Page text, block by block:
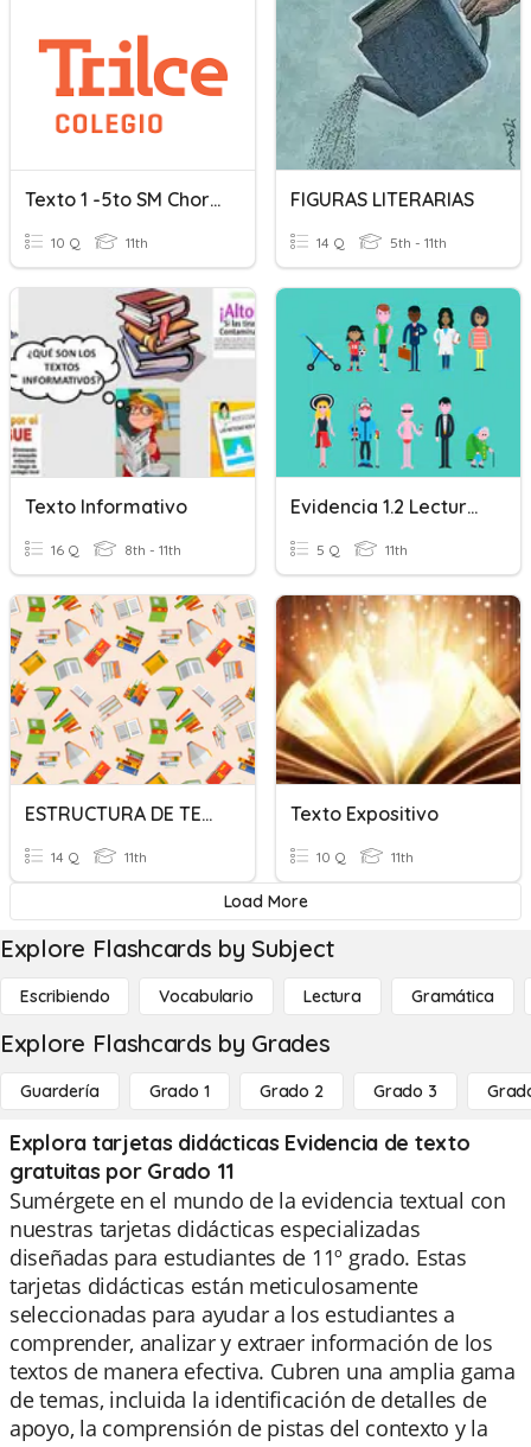
Texto 1 -5to SM Chorrillos
10 Q 11th
FIGURAS LITERARIAS
14 Q 5th - 11th
Texto Informativo
16 Q 8th - 11th
Evidencia 1.2 Lectura Crítica
5 Q 11th
ESTRUCTURA DE TEXTOS
14 Q 11th
Texto Expositivo
10 Q 11th
Load More
Explore Flashcards by Subject
Escribiendo Vocabulario Lectura Gramática
Explore Flashcards by Grades
Guardería Grado 1 Grado 2 Grado 3
Explora tarjetas didácticas Evidencia de texto
gratuitas por Grado 11
Sumérgete en el mundo de la evidencia textual con
nuestras tarjetas didácticas especializadas
diseñadas para estudiantes de 11º grado. Estas
tarjetas didácticas están meticulosamente
seleccionadas para ayudar a los estudiantes a
comprender, analizar y extraer información de los
textos de manera efectiva. Cubren una amplia gama
de temas, incluida la identificación de detalles de
apoyo, la comprensión de pistas del contexto y la